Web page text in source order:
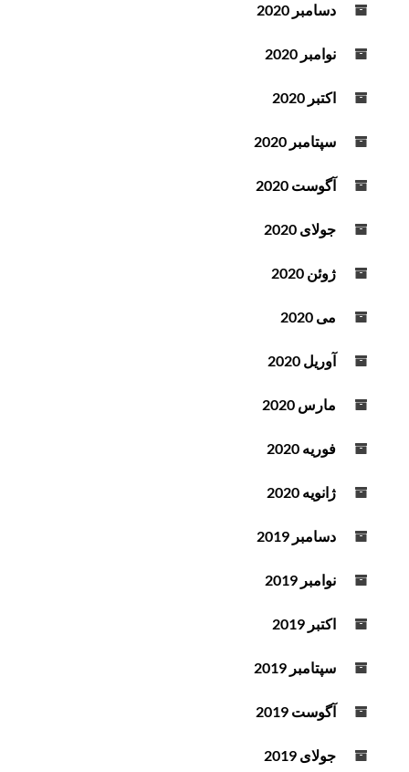
دسامبر 2020
نوامبر 2020
اکتبر 2020
سپتامبر 2020
آگوست 2020
جولای 2020
ژوئن 2020
می 2020
آوریل 2020
مارس 2020
فوریه 2020
ژانویه 2020
دسامبر 2019
نوامبر 2019
اکتبر 2019
سپتامبر 2019
آگوست 2019
جولای 2019